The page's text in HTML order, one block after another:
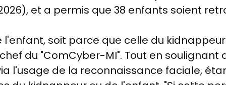
et a permis que 38 enfants soient
soit parce que celle du
du "ComCyber-MI". Tout en soulignant
l'usage de la reconnaissance faciale,